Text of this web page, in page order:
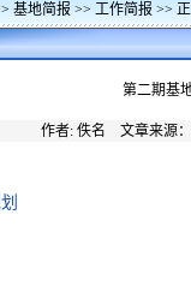
基地简报 >> 工作简报 >>
第二期基
作者: 佚名 文章来源